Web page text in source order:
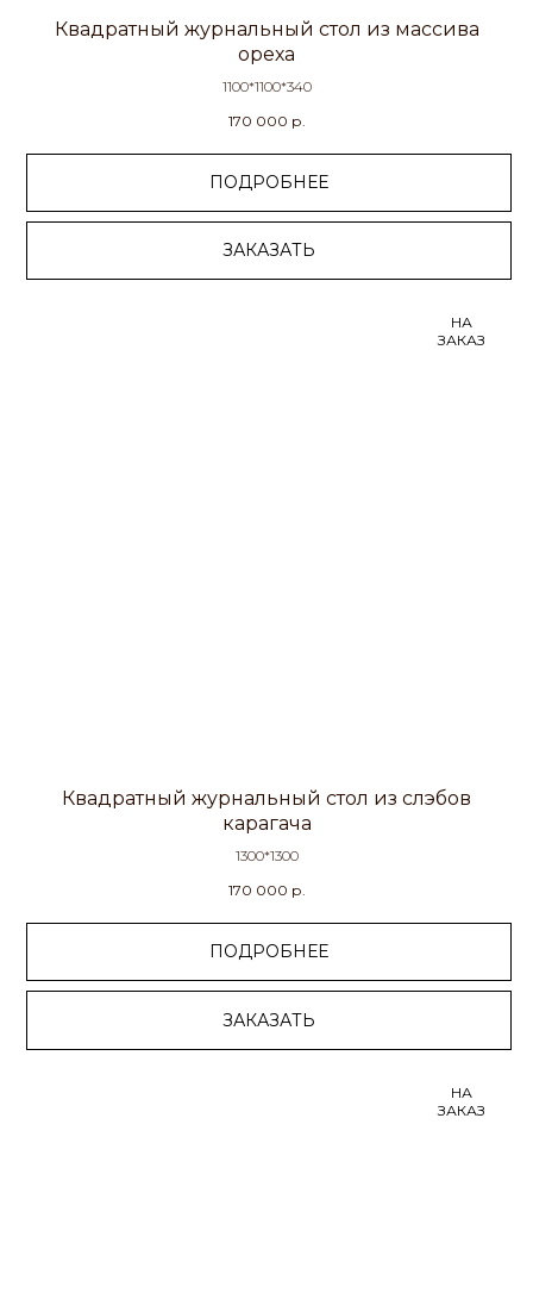
Квадратный журнальный стол из массива
ореха
1100*1100*340
170 000 р.
ПОДРОБНЕЕ
ЗАКАЗАТЬ
НА
ЗАКАЗ
Квадратный журнальный стол из слэбов
карагача
1300*1300
170 000 р.
ПОДРОБНЕЕ
ЗАКАЗАТЬ
НА
ЗАКАЗ